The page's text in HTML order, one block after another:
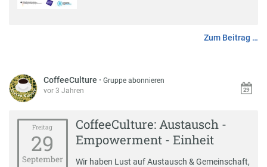
Zum Beitrag …
CoffeeCulture ·Gruppe abonnieren
vor 3 Jahren
Freitag
29
September
CoffeeCulture: Austausch -
Empowerment - Einheit
Wir haben Lust auf Austausch & Gemeinschaft,